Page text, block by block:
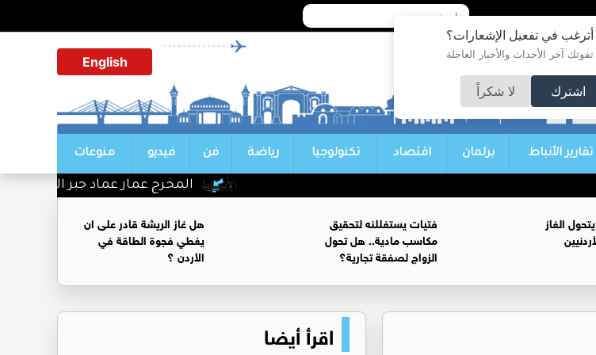
أترغب في تفعيل الإشعارات؟
آخر الأحداث والأخبار العاجلة
اشترك لا شكراً
English
تقارير الأنباط برلمان اقتصاد تكنولوجيا رياضة فن فيديو منوعات
المخرج عمار عماد جبر الف مبروك
الغاز
فتيات يستغللنه لتحقيق
مكاسب مادية.. هل تحول
الزواج لصفقة تجارية؟
هل غاز الريشة قادر على ان
يغطي فجوة الطاقة في
الأردن ؟
اقرأ أيضا